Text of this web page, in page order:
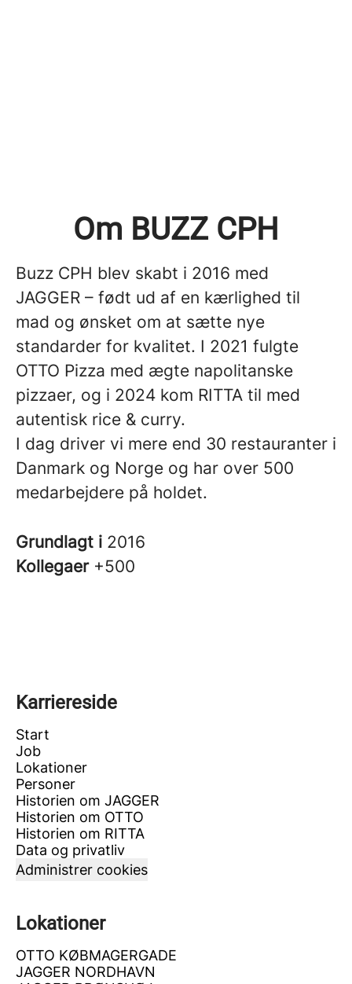
Om BUZZ CPH
Buzz CPH blev skabt i 2016 med
JAGGER – født ud af en kærlighed til
mad og ønsket om at sætte nye
standarder for kvalitet. I 2021 fulgte
OTTO Pizza med ægte napolitanske
pizzaer, og i 2024 kom RITTA til med
autentisk rice & curry.
I dag driver vi mere end 30 restauranter i
Danmark og Norge og har over 500
medarbejdere på holdet.
Grundlagt i 2016
Kollegaer +500
Karriereside
Start
Job
Lokationer
Personer
Historien om JAGGER
Historien om OTTO
Historien om RITTA
Data og privatliv
Administrer cookies
Lokationer
OTTO KØBMAGERGADE
JAGGER NORDHAVN